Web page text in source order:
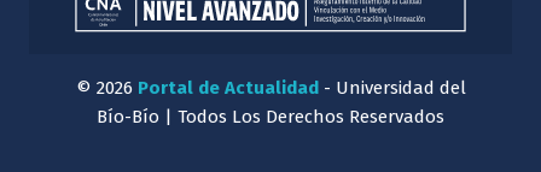
© 2026 Portal de Actualidad- Universidad del
Bío-Bío | Todos Los Derechos Reservados